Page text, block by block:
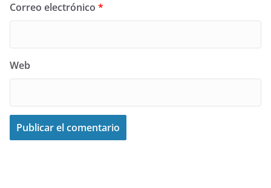
Correo electrónico *
Web